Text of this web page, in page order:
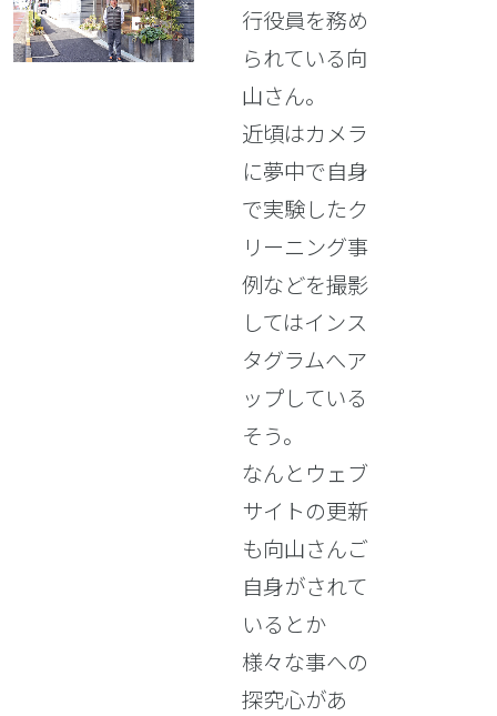
行役員を務め
られている向
山さん。
近頃はカメラ
に夢中で自身
で実験したク
リーニング事
例などを撮影
してはインス
タグラムへア
ップしている
そう。
なんとウェブ
サイトの更新
も向山さんご
自身がされて
いるとか
様々な事への
探究心があ